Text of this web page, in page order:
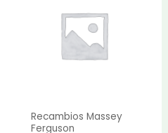
Recambios Massey
Ferguson